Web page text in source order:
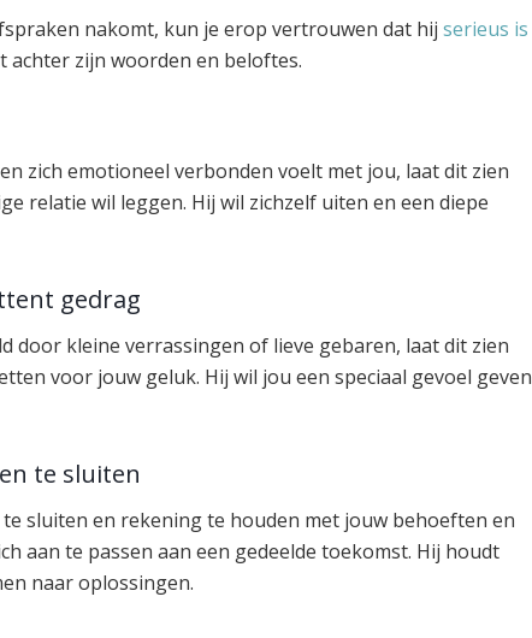
nakomt, kun je erop vertrouwen dat hij serieus is
achter zijn woorden en beloftes.
zich emotioneel verbonden voelt met jou, laat dit zien
relatie wil leggen. Hij wil zichzelf uiten en een diepe
gedrag
door kleine verrassingen of lieve gebaren, laat dit zien
voor jouw geluk. Hij wil jou een speciaal gevoel geven
te sluiten
sluiten en rekening te houden met jouw behoeften en
aan te passen aan een gedeelde toekomst. Hij houdt
naar oplossingen.